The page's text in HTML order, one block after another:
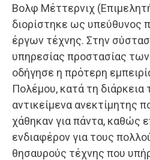
Βολφ Μέττερνιχ
διορίστηκε ως υπεύθυνος
έργων τέχνης. Στην
υπηρεσίας προστασίας
οδήγησε η πρότερη
Πολέμου, κατά τη διάρκεια
αντικείμενα ανεκτίμητης
χάθηκαν για πάντα, καθώς
ενδιαφέρον για τους
θησαυρούς τέχνης που